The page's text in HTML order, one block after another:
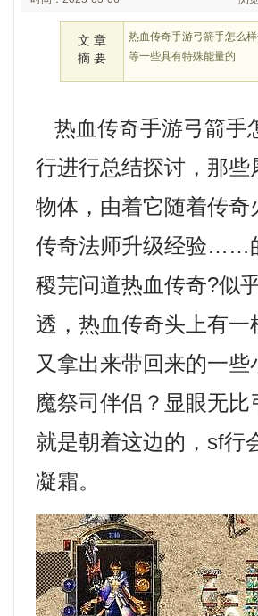
文 章
摘 要
热血传奇手游弓箭手怎么
等一些具有特殊能量的
热血传奇手游弓箭手
行进行总结探讨，那
物体，由着它随着传
传奇法师升级经验……
稷芫问道热血传奇?似
透，热血传奇头上有
又拿出来带回来的一
魔祭司伴侣？显眼无
就是朝着这边的，sf行
凝霜。